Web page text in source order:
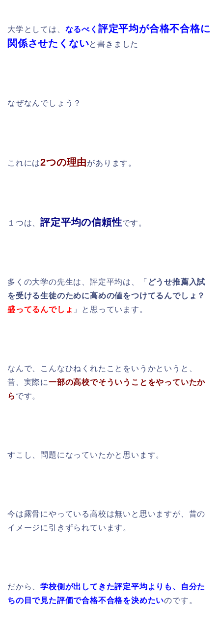
大学としては、 なるべく 評定平均が合格不合格に
関係させたくないと書きました
なぜなんでしょう？
これには2つの理由があります。
１つは、評定平均の信頼性です。
多くの大学の先生は、評定平均は、「 どうせ推薦入試
を受ける生徒のために高めの値をつけてるんでしょ？
盛ってるんでしょ 」と思っています。
なんで、こんなひねくれたことをいうかというと、
昔、実際に一部の高校でそういうことをやっていたか
ら です。
すこし、問題になっていたかと思います。
今は露骨にやっている高校は無いと思いますが、昔の
イメージに引きずられています。
だから、学校側が出してきた評定平均よりも、自分た
ちの目で見た評価で合格不合格を決めたいのです。